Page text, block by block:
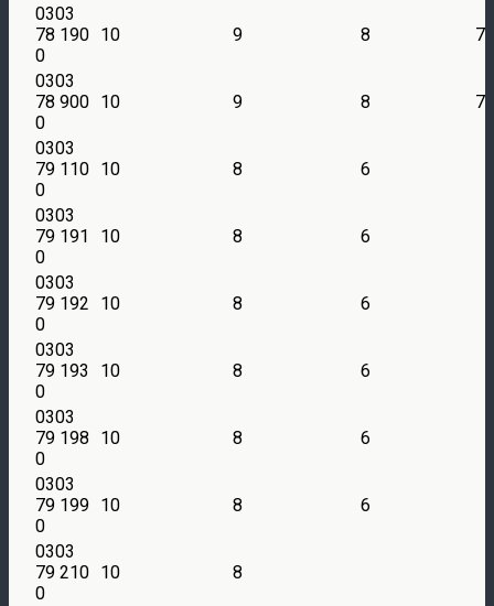
0303
78 190
0
10 9 8 7
0303
78 900
0
10 9 8 7
0303
79 110
0
10 8 6
0303
79 191
0
10 8 6
0303
79 192
0
10 8 6
0303
79 193
0
10 8 6
0303
79 198
0
10 8 6
0303
79 199
0
10 8 6
0303
79 210
0
10 8